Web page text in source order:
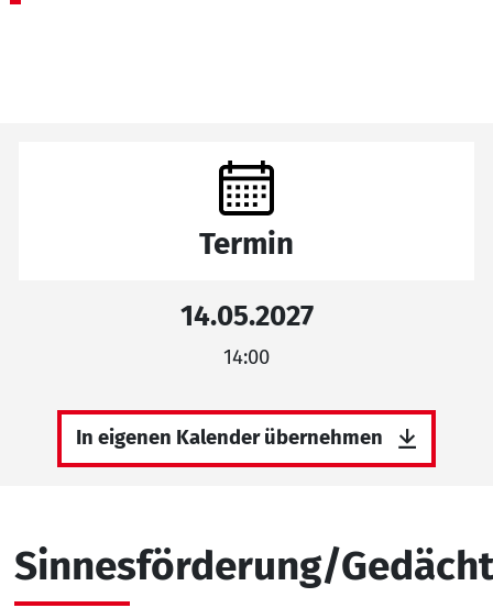
Sinnesförderung/
Termin
14.05.2027
14:00
In eigenen Kalender übernehmen